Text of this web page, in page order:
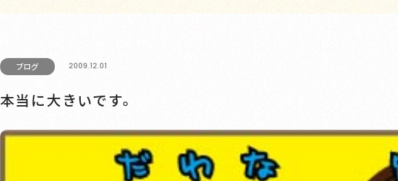
ブログ 2009.12.01
本当に大きいです。